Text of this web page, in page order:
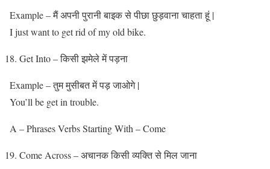
Example – मैं अपनी पुरानी बाइक से पीछा छुड़वाना चाहता हूं |
I just want to get rid of my old bike.
Get Into – किसी झमेले में पड़ना
Example – तुम मुसीबत में पड़ जाओगे |
You’ll be get in trouble.
A – Phrases Verbs Starting With – Come
Come Across – अचानक किसी व्यक्ति से मिल जाना